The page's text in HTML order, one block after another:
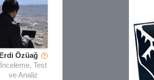
Erdi Özüağ ?
İnceleme, Test
ve Analiz